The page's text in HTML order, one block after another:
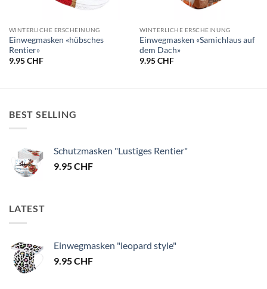
WINTERLICHE ERSCHEINUNG
Einwegmasken «hübsches
Rentier»
9.95CHF
WINTERLICHE ERSCHEINUNG
Einwegmasken «Samichlaus auf
dem Dach»
9.95CHF
BEST SELLING
Schutzmasken "Lustiges Rentier"
9.95CHF
LATEST
Einwegmasken "leopard style"
9.95CHF